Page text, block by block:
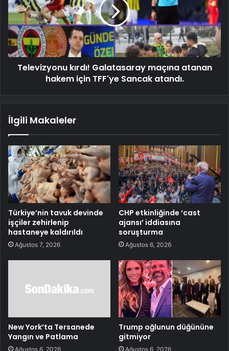
Televizyonu kırdı! Galatasaray maçına atanan
hakem için TFF'ye Sancak atandı.
İlgili Makaleler
Türkiye’nin tavuk devinde
işçiler zehirlenip
hastaneye kaldırıldı
Ağustos 7, 2026
CHP etkinliğinde ‘cast
ajansı’ iddiasına
soruşturma
Ağustos 6, 2026
New York’ta Tersanede
Yangın ve Patlama
Ağustos 6, 2026
Trump oğlunun düğününe
gitmiyor
Ağustos 6, 2026